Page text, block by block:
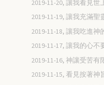
2019-11-20, 讓我看見
2019-11-19, 讓我充滿
2019-11-18, 讓我吃進
2019-11-17, 讓我的心
2019-11-16, 神讓受苦
2019-11-15, 看見按著